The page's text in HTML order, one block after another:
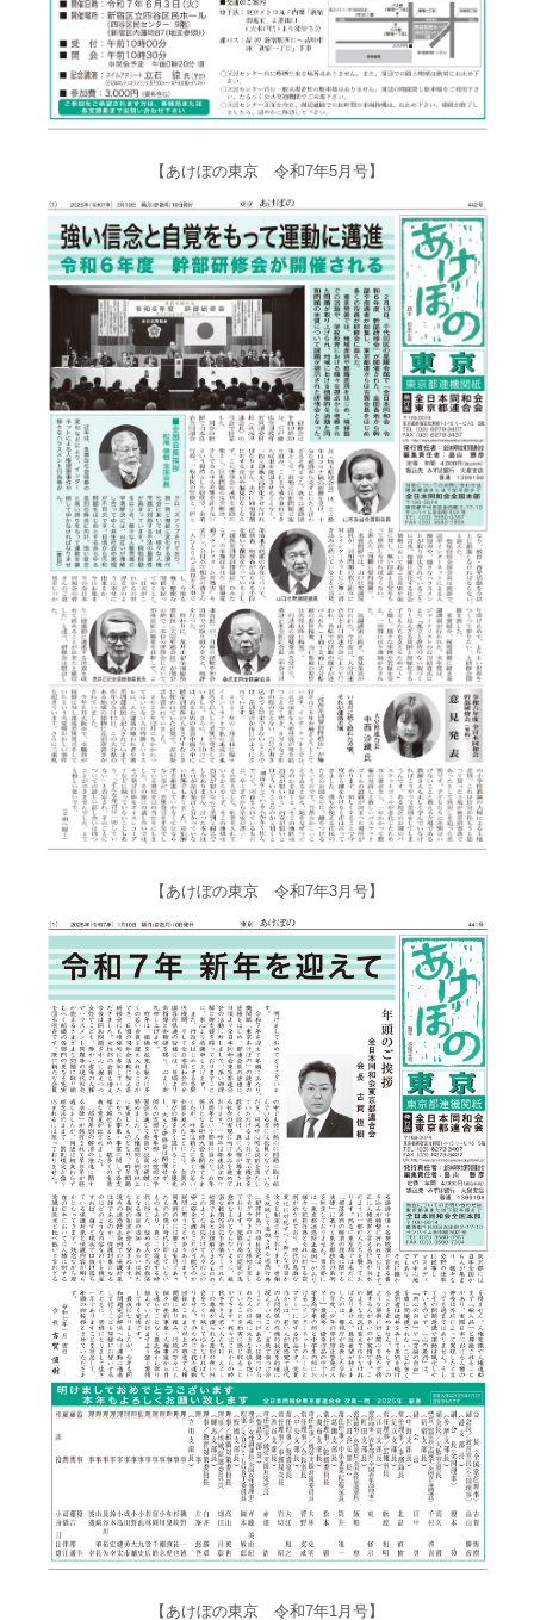
【あけぼの東京 令和7年5月号】
【あけぼの東京 令和7年3月号】
【あけぼの東京 令和7年1月号】